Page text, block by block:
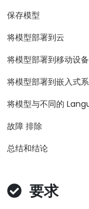
保存模型
将模型部署到云
将模型部署到移动设备
将模型部署到嵌入式系
将模型与不同的
故障 排除
总结和结论
要求